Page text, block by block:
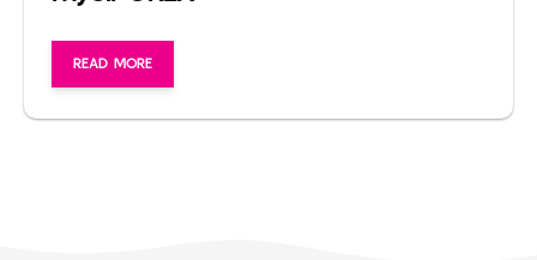
READ MORE